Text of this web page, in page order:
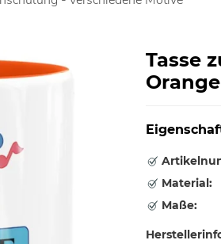
Tasse
Orange
Material:
Maße: